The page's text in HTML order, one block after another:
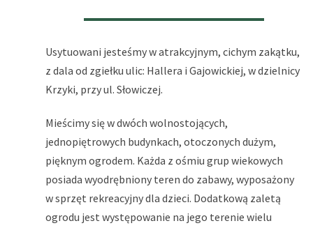
Usytuowani jesteśmy w atrakcyjnym, cichym zakątku,
z dala od zgiełku ulic: Hallera i Gajowickiej, w dzielnicy
Krzyki, przy ul. Słowiczej.
Mieścimy się w dwóch wolnostojących,
jednopiętrowych budynkach, otoczonych dużym,
pięknym ogrodem. Każda z ośmiu grup wiekowych
posiada wyodrębniony teren do zabawy, wyposażony
w sprzęt rekreacyjny dla dzieci. Dodatkową zaletą
ogrodu jest występowanie na jego terenie wielu